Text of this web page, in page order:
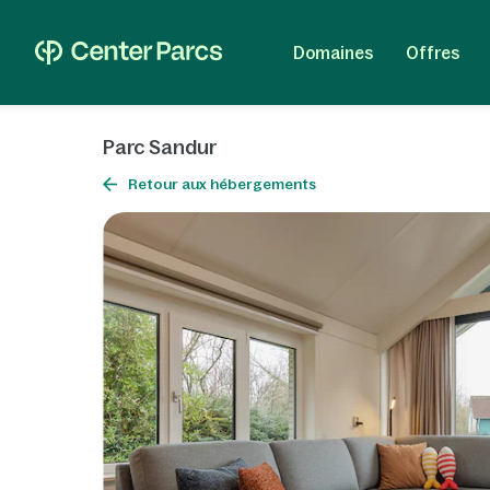
Domaines Offres
Parc Sandur
Retour aux hébergements